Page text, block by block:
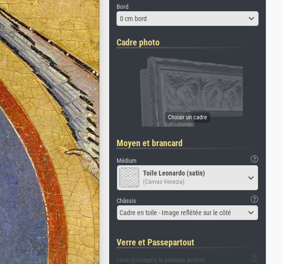
Bord
0 cm bord
Cadre photo
Moyen et brancard
Médium
Toile Leonardo (satin)
(Canvas Venezia)
Châssis
Cadre en toile - Image reflétée sur le côté
Verre et Passepartout
verre (y compris le panneau arrière)